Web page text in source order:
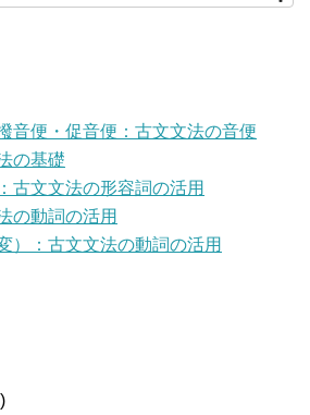
音便・促音便：古文文法の音便
の基礎
古文文法の形容詞の活用
の動詞の活用
）：古文文法の動詞の活用